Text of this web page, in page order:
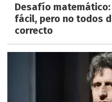
Desafío
fácil, pero no todos
correcto